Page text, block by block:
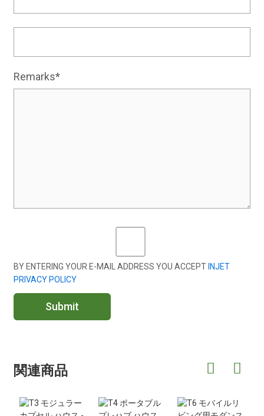
Remarks*
BY ENTERING YOUR E-MAIL ADDRESS YOU ACCEPT INJET
PRIVACY POLICY
Submit
関連商品